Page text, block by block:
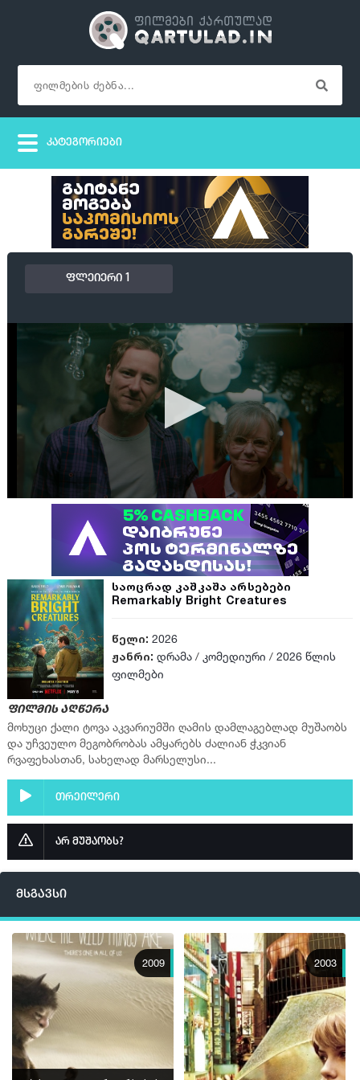
ფლეიერი 1
საოცრად კაშკაშა არსებები
Remarkably Bright Creatures
წელი: 2026
ჟანრი: დრამა / კომედიური / 2026 წლის
ფილმები
ფილმის აღწერა
მოხუცი ქალი ტოვა აკვარიუმში ღამის დამლაგებლად მუშაობს
და უჩვეულო მეგობრობას ამყარებს ძალიან ჭკვიან
რვაფეხასთან, სახელად მარსელუსი...
თრეილერი
არ მუშაობს?
მსგავსი
2009 2003